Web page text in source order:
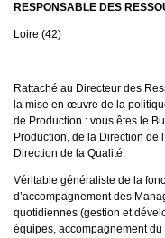
RESPONSABLE DES
Loire (42)
Rattaché au Directeur des
la mise en œuvre de la
de Production : vous êtes le
Production, de la Direction de
Direction de la Qualité.
Véritable généraliste de la
d’accompagnement des
quotidiennes (gestion et
équipes, accompagnement